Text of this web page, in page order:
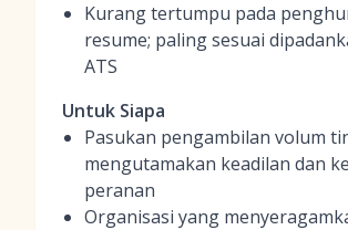
Kurang tertumpu pada
resume; paling sesuai
ATS
Untuk Siapa
Pasukan pengambilan volum
mengutamakan keadilan dan
peranan
Organisasi yang